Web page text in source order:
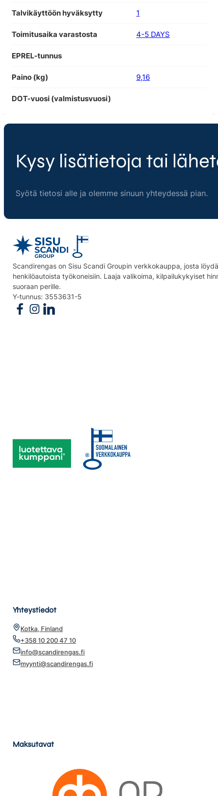
Talvikäyttöön hyväksytty 1
Toimitusaika varastosta 4-5 DAYS
EPREL-tunnus
Paino (kg) 9,16
DOT-vuosi (valmistusvuosi)
Kysy lisätietoja tai
Syötä tietosi alle ja olemme sinuun yhteydessä pian.
Scandirengas on Sisu Scandi Groupin verkkokauppa, josta
henkilöautoista työkoneisiin. Laaja valikoima, kilpailukykyiset
suoraan perille.
Y-tunnus: 3553631-5
Follow us on Facebook
Follow us on Instagram
Follow us on Linkedin
Yhteystiedot
Kotka, Finland
+358 10 200 47 10
info@scandirengas.fi
myynti@scandirengas.fi
Maksutavat